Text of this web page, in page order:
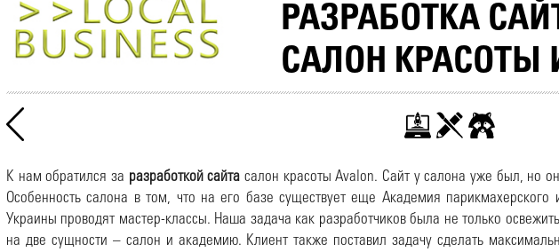
РАЗРАБОТКА
САЛОН КРАСОТЫ
К нам обратился за разработкой сайта салон красоты Avalon. Cайт у салона уже был, но
Особенность салона в том, что на его базе существует еще Академия парикмахерского
Украины проводят мастер-классы. Наша задача как разработчиков была не только
на две сущности – салон и академию. Клиент также поставил задачу сделать